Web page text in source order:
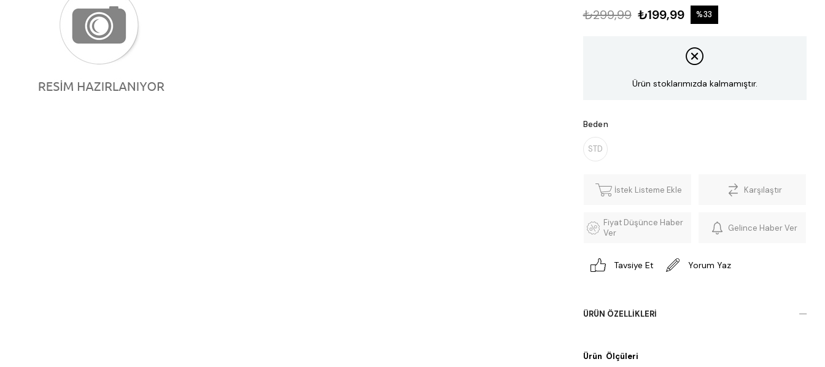
₺299,99 ₺199,99 %33
Ürün stoklarımızda kalmamıştır.
Beden
STD
İstek Listeme Ekle Karşılaştır
Fiyat Düşünce Haber
Ver
Gelince Haber Ver
Tavsiye Et Yorum Yaz
ÜRÜN ÖZELLIKLERI
Ürün Ölçüleri